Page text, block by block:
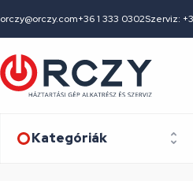
orczy@orczy.com+36 1 333 0302Szerviz:
Kategóriák